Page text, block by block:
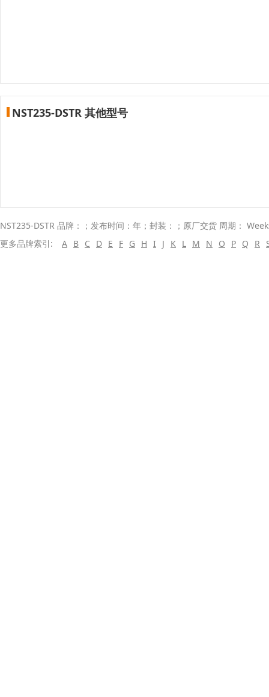
NST235-DSTR 其他型号
NST235-DSTR 品牌：；发布时间：年；封装：；原厂交货 周期：
更多品牌索引:
A B C D E F G H I J K L M N O P Q R